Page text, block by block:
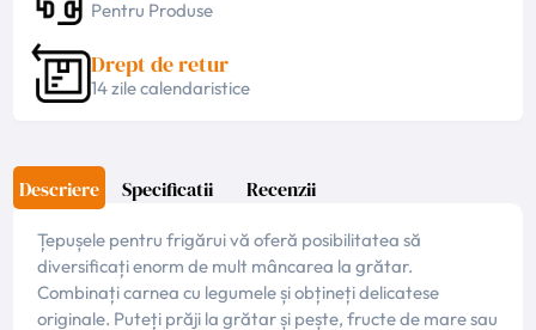
Pentru Produse
Drept de retur
14 zile calendaristice
Descriere Specificatii Recenzii
Țepușele pentru frigărui vă oferă posibilitatea să
diversificați enorm de mult mâncarea la grătar.
Combinați carnea cu legumele și obțineți delicatese
originale. Puteți prăji la grătar și pește, fructe de mare sau